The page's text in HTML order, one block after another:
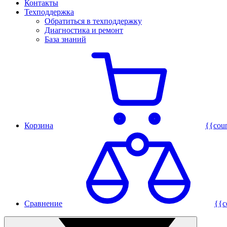
Контакты
Техподдержка
Обратиться в техподдержку
Диагностика и ремонт
База знаний
Корзина
Сравнение